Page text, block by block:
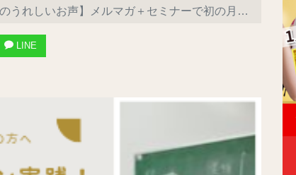
ナーで初の月売上100万超えできました！しかも120万超えですー！！ 69講
LINE